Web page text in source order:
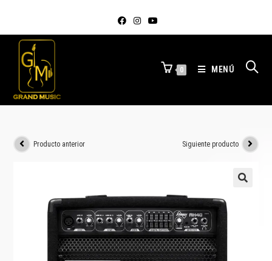
0 MENÚ
Producto anterior Siguiente producto